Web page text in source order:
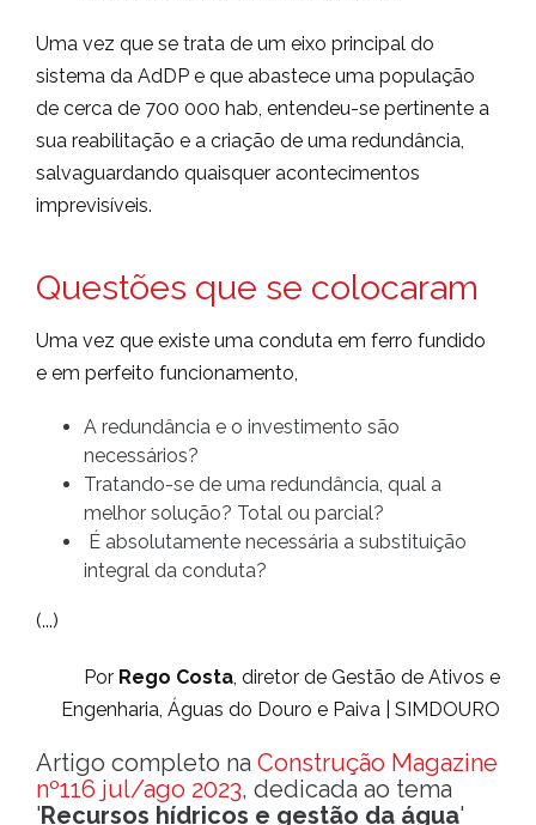
Uma vez que se trata de um eixo principal do
sistema da AdDP e que abastece uma população
de cerca de 700 000 hab, entendeu-se pertinente a
sua reabilitação e a criação de uma redundância,
salvaguardando quaisquer acontecimentos
imprevisíveis.
Questões que se colocaram
Uma vez que existe uma conduta em ferro fundido
e em perfeito funcionamento,
A redundância e o investimento são
necessários?
Tratando-se de uma redundância, qual a
melhor solução? Total ou parcial?
É absolutamente necessária a substituição
integral da conduta?
(...)
Por Rego Costa , diretor de Gestão de Ativos e
Engenharia, Águas do Douro e Paiva | SIMDOURO
Artigo completo na Construção Magazine
nº116 jul/ago 2023, dedicada ao tema
'Recursos hídricos e gestão da água'